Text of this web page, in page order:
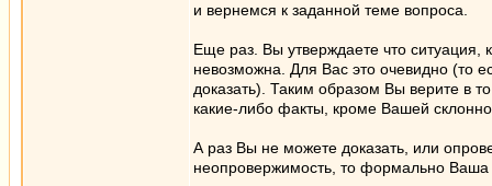
и вернемся к заданной теме вопроса.
Еще раз. Вы утверждаете что ситуация,
невозможна. Для Вас это очевидно (то
доказать). Таким образом Вы верите в
какие-либо факты, кроме Вашей
А раз Вы не можете доказать, или
неопровержимость, то формально Ваша